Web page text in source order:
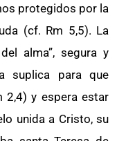
protegidos por la
(cf. Rm 5,5). La
alma”, segura y
suplica para que
2,4) y espera estar
unida a Cristo, su